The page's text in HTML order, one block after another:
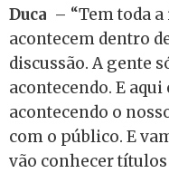
Duca – “Tem toda
acontecem dentro
discussão. A gente
acontecendo. E
acontecendo o
com o público. E
vão conhecer